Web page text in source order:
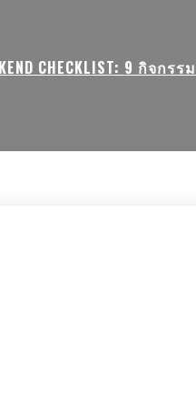
CHECKLIST: 9 กิจ